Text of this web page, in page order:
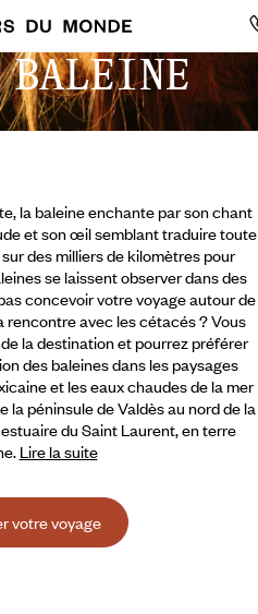
BALEINE
la baleine enchante par son chant
et son œil semblant traduire toute
des milliers de kilomètres pour
se laissent observer dans des
concevoir votre voyage autour de
avec les cétacés ? Vous
la destination et pourrez préférer
des baleines dans les paysages
et les eaux chaudes de la mer
la péninsule de Valdès au nord de la
du Saint Laurent, en terre
Lire la suite
votre voyage